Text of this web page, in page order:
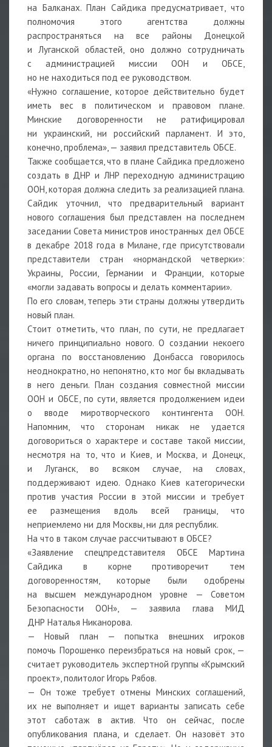
на Балканах. План Сайдика предусматривает, что
полномочия этого агентства должны
распространяться на все районы Донецкой
и Луганской областей, оно должно сотрудничать
с администрацией миссии ООН и ОБСЕ,
но не находиться под ее руководством.
«Нужно соглашение, которое действительно будет
иметь вес в политическом и правовом плане.
Минские договоренности не ратифицировал
ни украинский, ни российский парламент. И это,
конечно, проблема», — заявил представитель ОБСЕ.
Также сообщается, что в плане Сайдика предложено
создать в ДНР и ЛНР переходную администрацию
ООН, которая должна следить за реализацией плана.
Сайдик уточнил, что предварительный вариант
нового соглашения был представлен на последнем
заседании Совета министров иностранных дел ОБСЕ
в декабре 2018 года в Милане, где присутствовали
представители стран «нормандской четверки»:
Украины, России, Германии и Франции, которые
«могли задавать вопросы и делать комментарии».
По его словам, теперь эти страны должны утвердить
новый план.
Стоит отметить, что план, по сути, не предлагает
ничего принципиально нового. О создании некоего
органа по восстановлению Донбасса говорилось
неоднократно, но непонятно, кто мог бы вкладывать
в него деньги. План создания совместной миссии
ООН и ОБСЕ, по сути, является продолжением идеи
о вводе миротворческого контингента ООН.
Напомним, что сторонам никак не удается
договориться о характере и составе такой миссии,
несмотря на то, что и Киев, и Москва, и Донецк,
и Луганск, во всяком случае, на словах,
поддерживают идею. Однако Киев категорически
против участия России в этой миссии и требует
ее размещения вдоль всей границы, что
неприемлемо ни для Москвы, ни для республик.
На что в таком случае рассчитывают в ОБСЕ?
«Заявление спецпредставителя ОБСЕ Мартина
Сайдика в корне противоречит тем
договоренностям, которые были одобрены
на высшем международном уровне — Советом
Безопасности ООН», — заявила глава МИД
ДНР Наталья Никанорова.
— Новый план — попытка внешних игроков
помочь Порошенко переизбраться на новый срок, —
считает руководитель экспертной группы «Крымский
проект», политолог Игорь Рябов.
— Он тоже требует отмены Минских соглашений,
их не выполняет и ищет варианты записать себе
этот саботаж в актив. Что он сейчас, после
опубликования плана, и сделает. Он назовёт это